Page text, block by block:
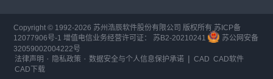
Copyright © 1992-2026 苏州浩辰软件股份有限公司 版权所有 苏ICP备
12077906号-1 增值电信业务经营许可证： 苏B2-20210241
苏公网安备
32059002004222号
法律声明 · 隐私政策 ·数据安全与个人信息保护承诺 | CAD CAD软件
CAD下载